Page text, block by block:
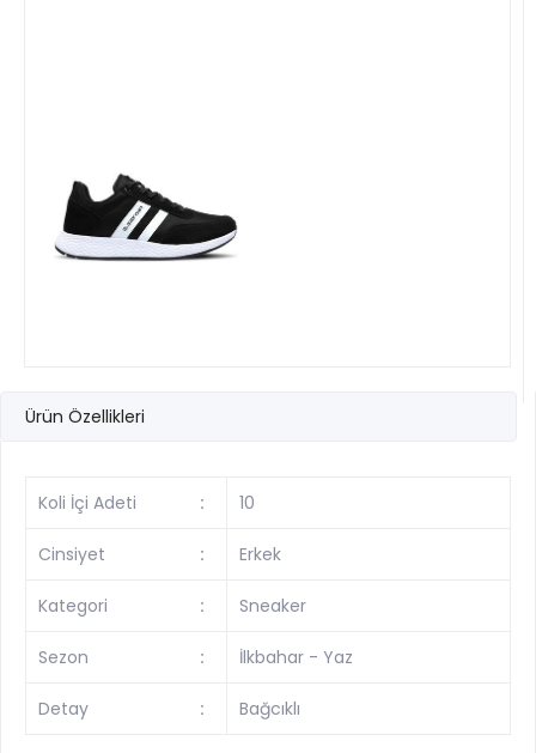
Ürün Özellikleri
Koli İçi Adeti : 10
Cinsiyet : Erkek
Kategori : Sneaker
Sezon : İlkbahar - Yaz
Detay : Bağcıklı